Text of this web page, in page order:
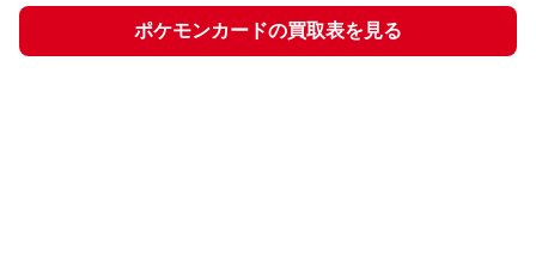
ポケモンカードの買取表を見る